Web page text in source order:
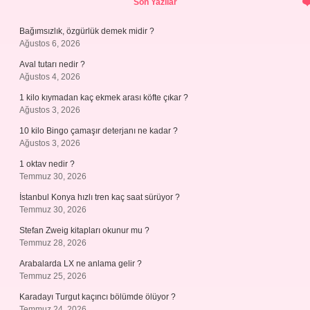
Son Yazılar
Bağımsızlık, özgürlük demek midir ?
Ağustos 6, 2026
Aval tutarı nedir ?
Ağustos 4, 2026
1 kilo kıymadan kaç ekmek arası köfte çıkar ?
Ağustos 3, 2026
10 kilo Bingo çamaşır deterjanı ne kadar ?
Ağustos 3, 2026
1 oktav nedir ?
Temmuz 30, 2026
İstanbul Konya hızlı tren kaç saat sürüyor ?
Temmuz 30, 2026
Stefan Zweig kitapları okunur mu ?
Temmuz 28, 2026
Arabalarda LX ne anlama gelir ?
Temmuz 25, 2026
Karadayı Turgut kaçıncı bölümde ölüyor ?